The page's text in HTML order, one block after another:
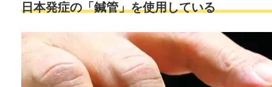
日本発症の「鍼管」を使用している